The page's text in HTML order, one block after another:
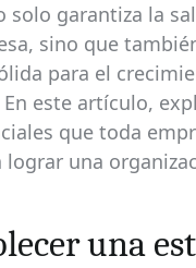
solo garantiza la
sino que
para el
este artículo,
que toda
lograr una
una